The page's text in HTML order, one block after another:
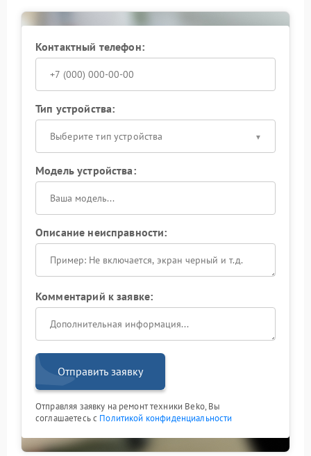
Контактный телефон:
Тип устройства:
Выберите тип устройства
Модель устройства:
Описание неисправности:
Комментарий к заявке:
Отправить заявку
Отправляя заявку на ремонт техники Beko, Вы
соглашаетесь с Политикой конфиденциальности